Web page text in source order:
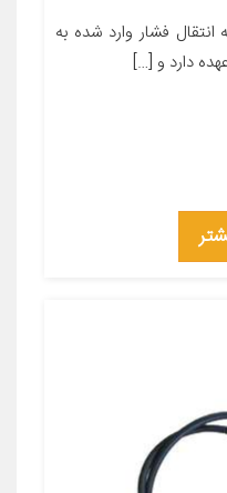
فشار وارد شده به
دارد و […]